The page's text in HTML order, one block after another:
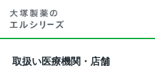
取扱い医療機関・店舗